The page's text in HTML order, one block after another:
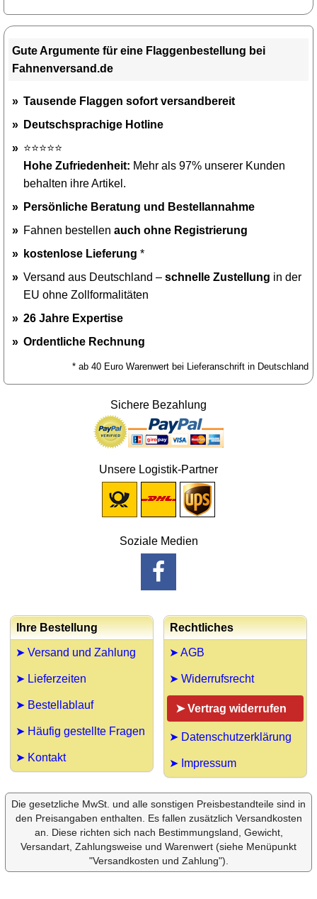
Gute Argumente für eine Flaggenbestellung bei
Fahnenversand.de
Tausende Flaggen sofort versandbereit
Deutschsprachige Hotline
⭐⭐⭐⭐⭐
Hohe Zufriedenheit: Mehr als 97% unserer Kunden
behalten ihre Artikel.
Persönliche Beratung und Bestellannahme
Fahnen bestellen auch ohne Registrierung
kostenlose Lieferung *
Versand aus Deutschland – schnelle Zustellung in der
EU ohne Zollformalitäten
26 Jahre Expertise
Ordentliche Rechnung
* ab 40 Euro Warenwert bei Lieferanschrift in Deutschland
Sichere Bezahlung
Unsere Logistik-Partner
Soziale Medien
Ihre Bestellung
➤ Versand und Zahlung
➤ Lieferzeiten
➤ Bestellablauf
➤ Häufig gestellte Fragen
➤ Kontakt
Rechtliches
➤ AGB
➤ Widerrufsrecht
➤ Vertrag widerrufen
➤ Datenschutzerklärung
➤ Impressum
Die gesetzliche MwSt. und alle sonstigen Preisbestandteile sind in
den Preisangaben enthalten. Es fallen zusätzlich Versandkosten
an. Diese richten sich nach Bestimmungsland, Gewicht,
Versandart, Zahlungsweise und Warenwert (siehe Menüpunkt
"Versandkosten und Zahlung").